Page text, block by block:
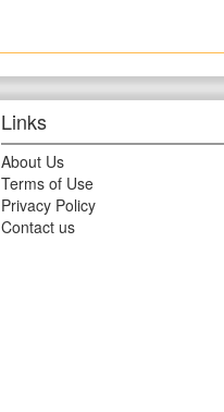
Links
About Us
Terms of Use
Privacy Policy
Contact us